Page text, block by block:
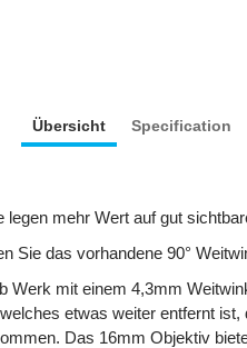
Übersicht
legen mehr Wert auf gut
Sie das vorhandene 90°
Werk mit einem 4,3mm
etwas weiter entfernt
Das 16mm Objektiv
Specification